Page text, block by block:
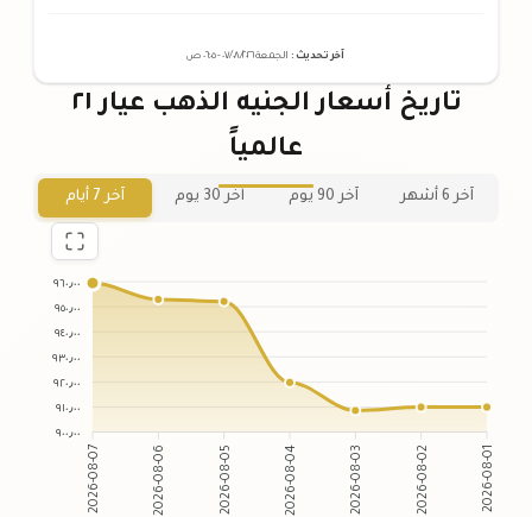
آخر تحديث : الجمعة ٠٧ /٠٨/٢٠٢٦ - ٠٦:٠٥ ص
تاريخ أسعار الجنيه الذهب عيار ٢١
عالمياً
آخر 6 أشهر آخر 90 يوم آخر 30 يوم آخر 7 أيام
٩٦٠٫٠٠
٩٥٠٫٠٠
٩٤٠٫٠٠
٩٣٠٫٠٠
٩٢٠٫٠٠
٩١٠٫٠٠
٩٠٠٫٠٠
2026-08-07 2026-08-06 2026-08-05 2026-08-04 2026-08-03 2026-08-02 2026-08-01